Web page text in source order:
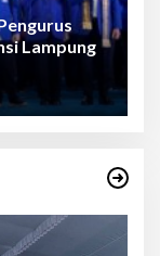
Lampung